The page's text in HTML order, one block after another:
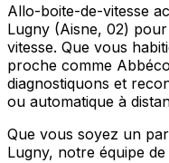
Allo-boite-de-vitesse
Lugny (Aisne, 02)
vitesse. Que vous
proche comme
diagnostiquons et
ou automatique à
Que vous soyez un
Lugny, notre équipe